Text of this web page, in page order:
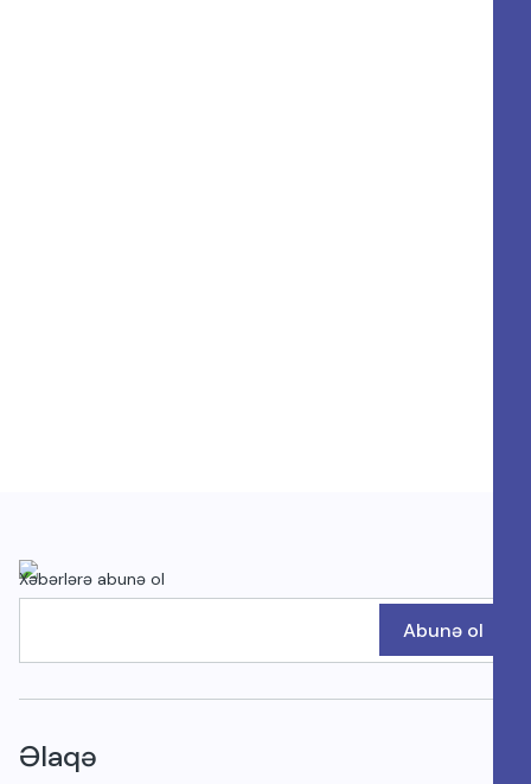
Xəbərlərə abunə ol
Abunə ol
Əlaqə